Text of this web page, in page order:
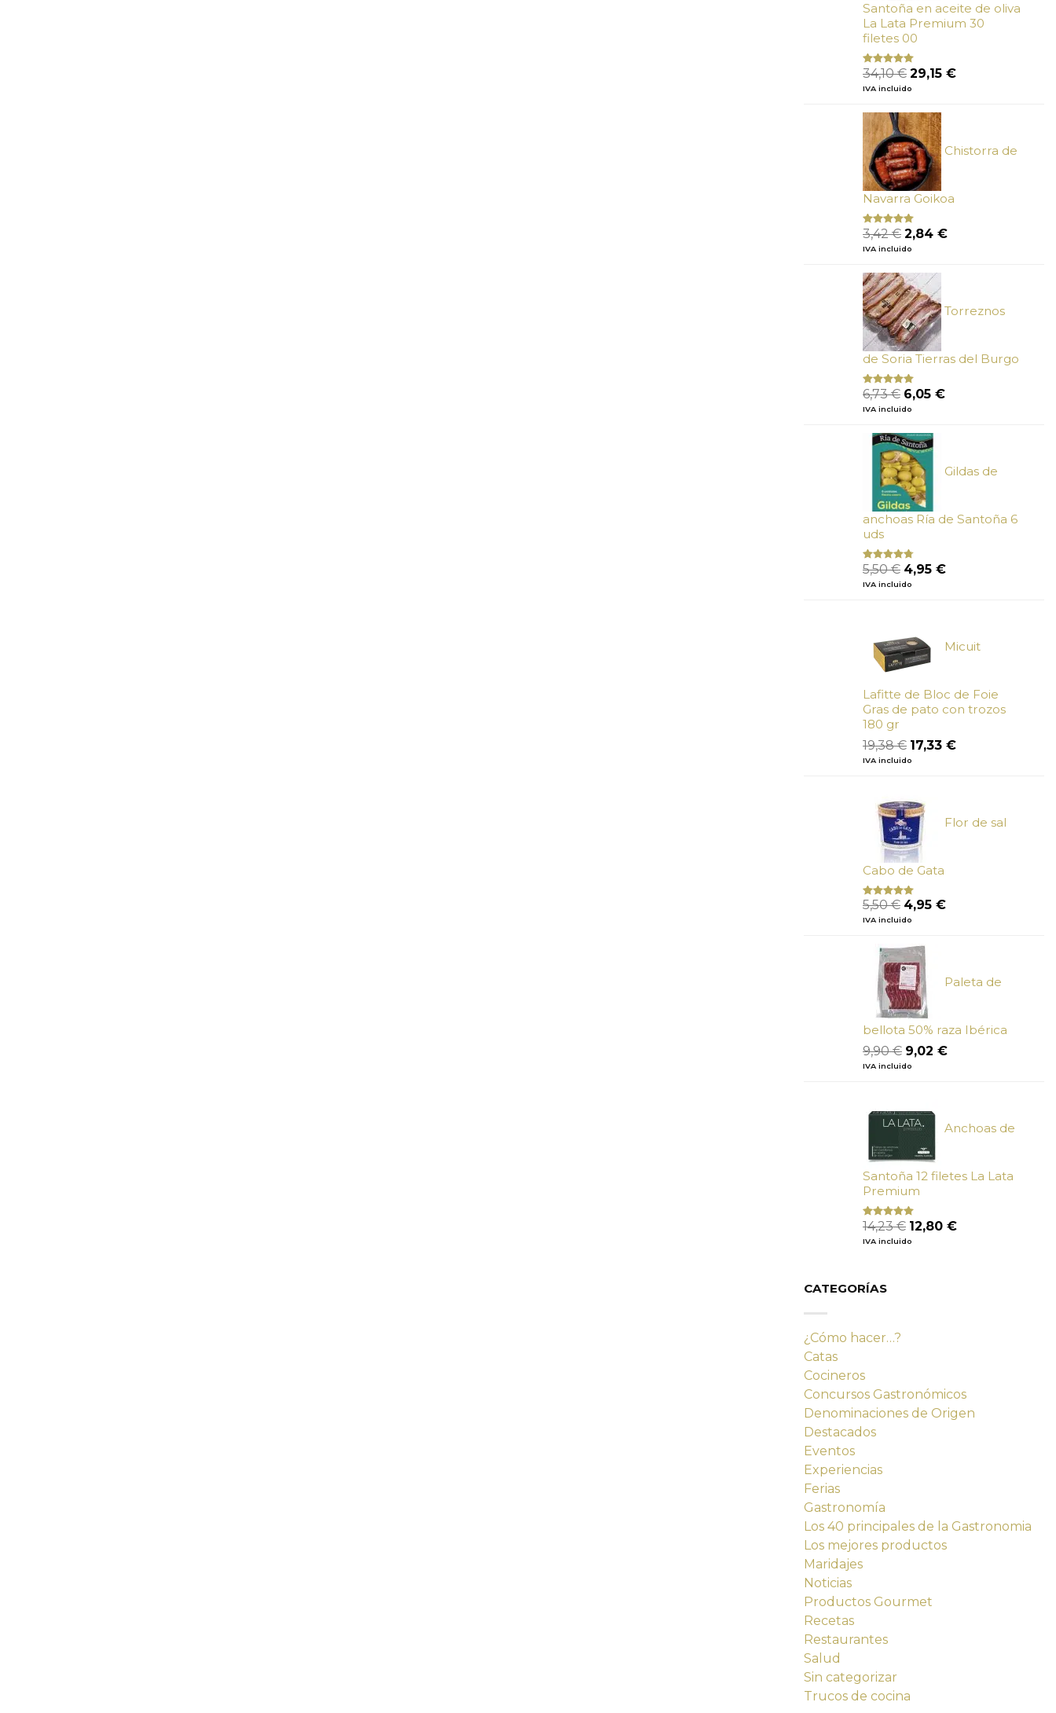
Santoña en aceite de oliva
La Lata Premium 30
filetes 00
Valorado
con
de 5
34,10€ El
precio
era:
34,10 €.
29,15 €El
IVA incluido
Chistorra de
Navarra Goikoa
Valorado
con
de 5
3,42€ El
precio
era:
3,42 €.
2,84 €El
IVA incluido
Torreznos
de Soria Tierras del Burgo
Valorado
con
de
5
6,73€ El
precio
era:
6,73 €.
6,05 €El
IVA incluido
Gildas de
anchoas Ría de Santoña 6
uds
Valorado
con
de 5
5,50€ El
precio
4,95 €El
IVA incluido
Micuit
Lafitte de Bloc de Foie
Gras de pato con trozos
180 gr
19,38€ El
precio
19,38 €.
17,33 €El
IVA incluido
Flor de sal
Cabo de Gata
Valorado
con
de
5
5,50€ El
precio
era:
5,50 €.
4,95 €El
IVA incluido
Paleta de
bellota 50% raza Ibérica
9,90€ El
precio
9,90 €.
9,02 €El
IVA incluido
Anchoas de
Santoña 12 filetes La Lata
Premium
Valorado
con
de 5
14,23€ El
precio
12,80 €El
IVA incluido
CATEGORÍAS
¿Cómo hacer…?
Catas
Cocineros
Concursos Gastronómicos
Denominaciones de Origen
Destacados
Eventos
Experiencias
Ferias
Gastronomía
Los 40 principales de la Gastronomia
Los mejores productos
Maridajes
Noticias
Productos Gourmet
Recetas
Restaurantes
Salud
Sin categorizar
Trucos de cocina